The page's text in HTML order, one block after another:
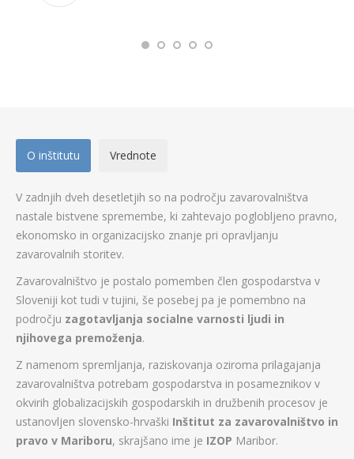
O inštitutu Vrednote
V zadnjih dveh desetletjih so na področju zavarovalništva
nastale bistvene spremembe, ki zahtevajo poglobljeno pravno,
ekonomsko in organizacijsko znanje pri opravljanju
zavarovalnih storitev.
Zavarovalništvo je postalo pomemben člen gospodarstva v
Sloveniji kot tudi v tujini, še posebej pa je pomembno na
področju zagotavljanja socialne varnosti ljudi in
njihovega premoženja.
Z namenom spremljanja, raziskovanja oziroma prilagajanja
zavarovalništva potrebam gospodarstva in posameznikov v
okvirih globalizacijskih gospodarskih in družbenih procesov je
ustanovljen slovensko-hrvaški Inštitut za zavarovalništvo in
pravo v Mariboru, skrajšano ime je IZOP Maribor.